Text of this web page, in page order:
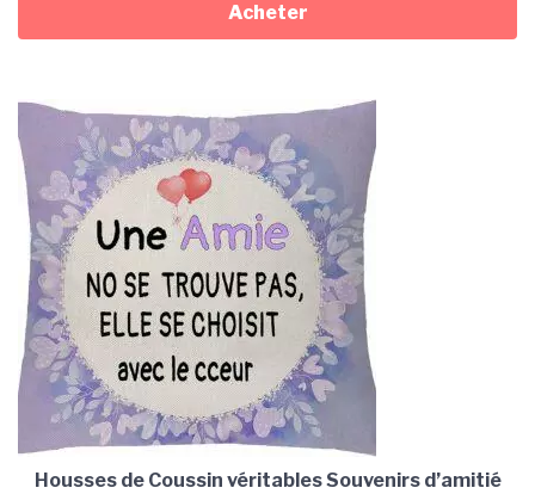
Acheter
Housses de Coussin véritables Souvenirs d’amitié